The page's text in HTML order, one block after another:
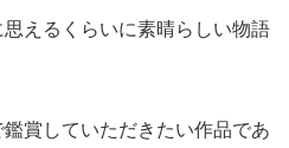
えるくらいに素晴らしい物語
賞していただきたい作品であ